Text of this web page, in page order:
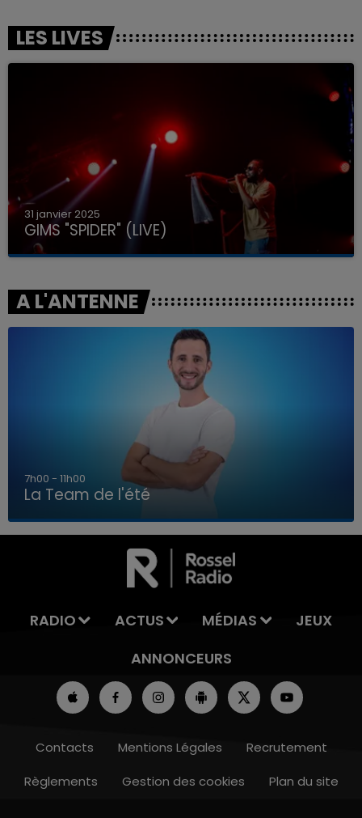
LA TEAM DE L'ÉTÉ
LES LIVES
31 janvier 2025
GIMS "SPIDER" (LIVE)
A L'ANTENNE
7h00 - 11h00
La Team de l'été
RADIO ACTUS MÉDIAS
JEUX
ANNONCEURS
Contacts Mentions Légales
Recrutement
Règlements
Gestion des cookies Plan du site